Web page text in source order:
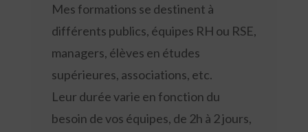
Mes formations se destinent à
différents publics, équipes RH ou RSE,
managers, élèves en études
supérieures, associations, etc.
Leur durée varie en fonction du
besoin de vos équipes, de 2h à 2 jours,